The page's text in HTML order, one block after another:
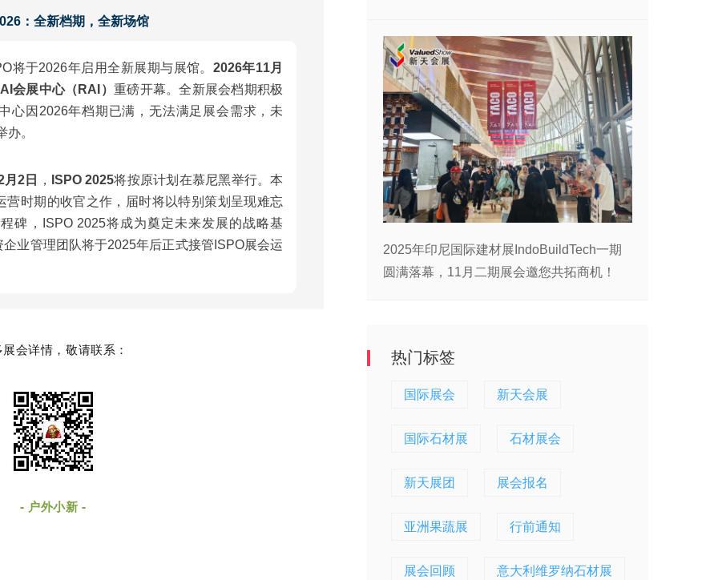
：全新档期，全新场馆
将于2026年启用全新展期与展馆。 2026年11月
会展中心（RAI） 重磅开幕。全新展会档期积极
心因2026年档期已满，无法满足展会需求，未
。
2日 ， ISPO 2025将按原计划在慕尼黑举行。本
营时期的收官之作，届时将以特别策划呈现难忘
碑，ISPO 2025将成为奠定未来发展的战略基
业管理团队将于2025年后正式接管ISPO展会运
会详情，敬请联系：
- 户外小新 -
2025年印尼国际建材展IndoBuildTech一期
圆满落幕，11月二期展会邀您共拓商机！
热门标签
国际展会 新天会展
国际石材展 石材展会
新天展团 展会报名
亚洲果蔬展 行前通知
展会回顾 意大利维罗纳石材展